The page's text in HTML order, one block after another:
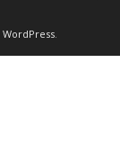
WordPress.